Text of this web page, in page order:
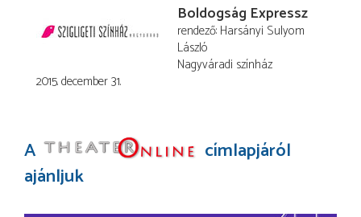
Boldogság Expressz
rendező Harsányi Sulyom
László
Nagyváradi színház
2015. december 31.
A
címlapjáról
ajánljuk